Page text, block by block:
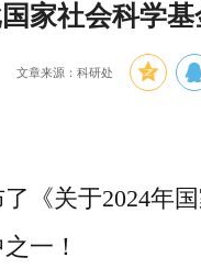
家社会科学基
文章来源：科研处
《关于2024年
一！